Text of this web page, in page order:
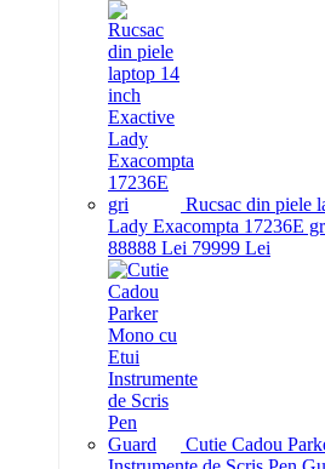
Rucsac din piele
Lady Exacompta 17236E
88888 Lei 79999 Lei
Cutie Cadou